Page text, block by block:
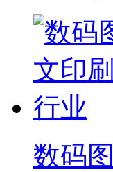
数码